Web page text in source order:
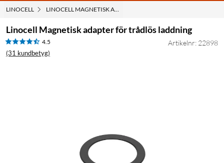
LINOCELL LINOCELL MAGNETISK ADAPTER FÖR TRÅDLÖS LADDNING
Linocell Magnetisk adapter för trådlös laddning
4.5
(31 kundbetyg)
Artikelnr: 22898